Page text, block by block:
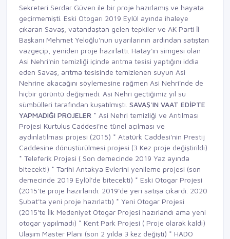
Sekreteri Serdar Güven ile bir proje hazırlamış ve hayata
geçirmemişti. Eski Otogarı 2019 Eylül ayında ihaleye
çıkaran Savaş, vatandaştan gelen tepkiler ve AK Parti İl
Başkanı Mehmet Yeloğlu'nun uyarılarının ardından satıştan
vazgeçip, yeniden proje hazırlattı. Hatay'ın simgesi olan
Asi Nehri'nin temizliği içinde arıtma tesisi yaptığını iddia
eden Savaş, arıtma tesisinde temizlenen suyun Asi
Nehrine akacağını söylemesine rağmen Asi Nehri'nde de
hiçbir görüntü değişmedi. Asi Nehri geçtiğimiz yıl su
sümbülleri tarafından kuşatılmıştı. SAVAŞ'IN VAAT EDİPTE
YAPMADIĞI PROJELER * Asi Nehri temizliği ve Arıtılması
Projesi Kurtuluş Caddesi'ne tünel açılması ve
aydınlatılması projesi (2015) * Atatürk Caddesi'nin Prestij
Caddesine dönüştürülmesi projesi (3 Kez proje değiştirildi)
* Teleferik Projesi ( Son demecinde 2019 Yaz ayında
bitecekti) * Tarihi Antakya Evlerini yenileme projesi (son
demecinde 2019 Eylül'de bitecekti) * Eski Otogar Projesi
(2015'te proje hazırlandı. 2019'de yeri satışa çıkardı. 2020
Şubat'ta yeni proje hazırlattı) * Yeni Otogar Projesi
(2015'te İlk Medeniyet Otogar Projesi hazırlandı ama yeni
otogar yapılmadı) * Kent Park Projesi ( Proje olarak kaldı)
Ulaşım Master Planı (son 2 yılda 3 kez değişti) * HADO